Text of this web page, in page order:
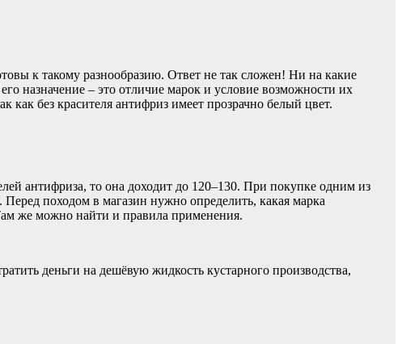
к такому разнообразию. Ответ не так сложен! Ни на какие
назначение – это отличие марок и условие возможности их
как без красителя антифриз имеет прозрачно белый цвет.
антифриза, то она доходит до 120–130. При покупке одним из
Перед походом в магазин нужно определить, какая марка
же можно найти и правила применения.
деньги на дешёвую жидкость кустарного производства,